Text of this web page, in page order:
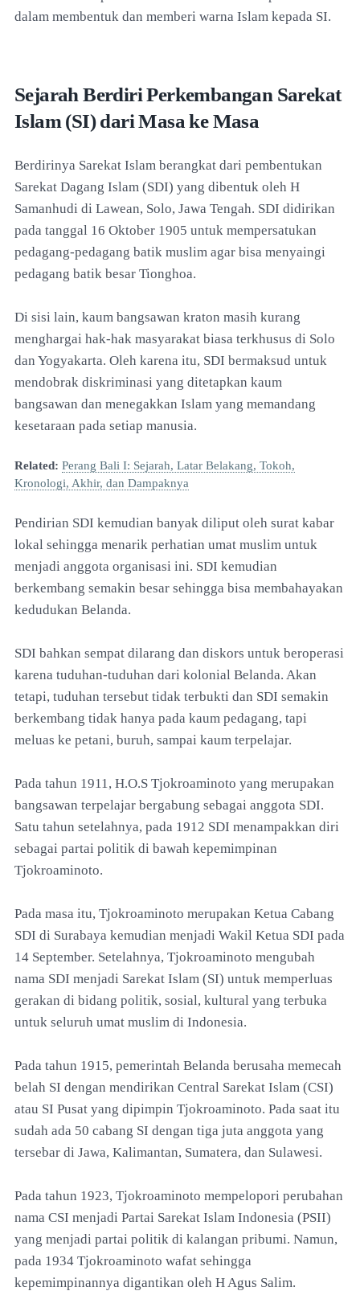
dalam membentuk dan memberi warna Islam kepada SI.
Sejarah Berdiri Perkembangan Sarekat
Islam (SI) dari Masa ke Masa
Berdirinya Sarekat Islam berangkat dari pembentukan
Sarekat Dagang Islam (SDI) yang dibentuk oleh H
Samanhudi di Lawean, Solo, Jawa Tengah. SDI didirikan
pada tanggal 16 Oktober 1905 untuk mempersatukan
pedagang-pedagang batik muslim agar bisa menyaingi
pedagang batik besar Tionghoa.
Di sisi lain, kaum bangsawan kraton masih kurang
menghargai hak-hak masyarakat biasa terkhusus di Solo
dan Yogyakarta. Oleh karena itu, SDI bermaksud untuk
mendobrak diskriminasi yang ditetapkan kaum
bangsawan dan menegakkan Islam yang memandang
kesetaraan pada setiap manusia.
Related: Perang Bali I: Sejarah, Latar Belakang, Tokoh,
Kronologi, Akhir, dan Dampaknya
Pendirian SDI kemudian banyak diliput oleh surat kabar
lokal sehingga menarik perhatian umat muslim untuk
menjadi anggota organisasi ini. SDI kemudian
berkembang semakin besar sehingga bisa membahayakan
kedudukan Belanda.
SDI bahkan sempat dilarang dan diskors untuk beroperasi
karena tuduhan-tuduhan dari kolonial Belanda. Akan
tetapi, tuduhan tersebut tidak terbukti dan SDI semakin
berkembang tidak hanya pada kaum pedagang, tapi
meluas ke petani, buruh, sampai kaum terpelajar.
Pada tahun 1911, H.O.S Tjokroaminoto yang merupakan
bangsawan terpelajar bergabung sebagai anggota SDI.
Satu tahun setelahnya, pada 1912 SDI menampakkan diri
sebagai partai politik di bawah kepemimpinan
Tjokroaminoto.
Pada masa itu, Tjokroaminoto merupakan Ketua Cabang
SDI di Surabaya kemudian menjadi Wakil Ketua SDI pada
14 September. Setelahnya, Tjokroaminoto mengubah
nama SDI menjadi Sarekat Islam (SI) untuk memperluas
gerakan di bidang politik, sosial, kultural yang terbuka
untuk seluruh umat muslim di Indonesia.
Pada tahun 1915, pemerintah Belanda berusaha memecah
belah SI dengan mendirikan Central Sarekat Islam (CSI)
atau SI Pusat yang dipimpin Tjokroaminoto. Pada saat itu
sudah ada 50 cabang SI dengan tiga juta anggota yang
tersebar di Jawa, Kalimantan, Sumatera, dan Sulawesi.
Pada tahun 1923, Tjokroaminoto mempelopori perubahan
nama CSI menjadi Partai Sarekat Islam Indonesia (PSII)
yang menjadi partai politik di kalangan pribumi. Namun,
pada 1934 Tjokroaminoto wafat sehingga
kepemimpinannya digantikan oleh H Agus Salim.